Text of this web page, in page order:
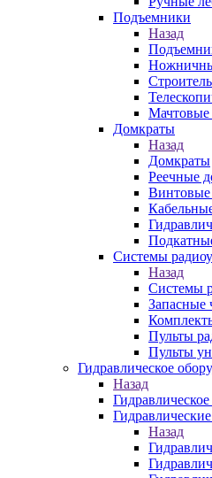
Подъемники
Назад
Мачтовые
Домкраты
Назад
Домкраты
Реечные
Системы
Назад
Системы
Запасные
Пульты
Пульты
Гидравлическое
Назад
Назад